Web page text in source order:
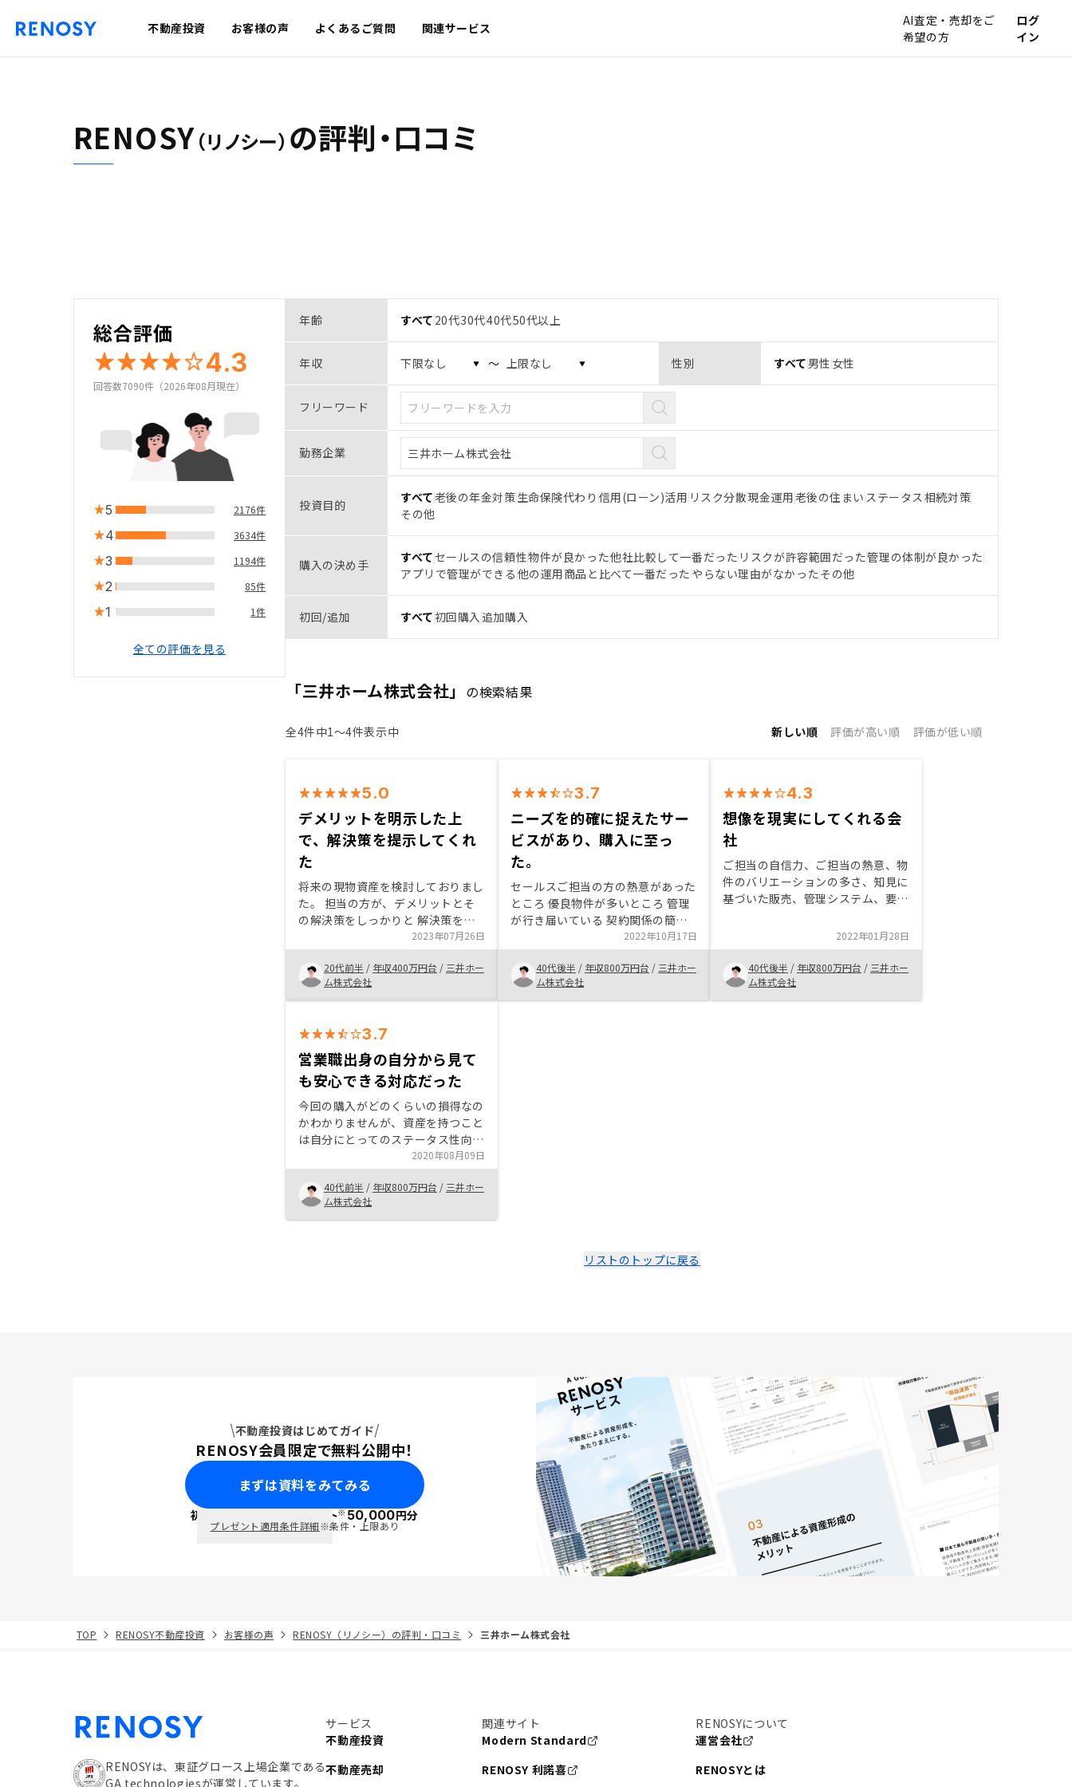
不動産投資 お客様の声 よくあるご質問 関連サービス
AI査定・売却をご
希望の方
ログ
イン
RENOSY（リノシー） の評判・口コミ
総合評価
4.3
回答数7090件（2026年08月現在）
5 2176件
4 3634件
3 1194件
2 85件
1 1件
全ての評価を見る
年齢 すべて 20代30代40代50代以上
年収 〜 性別 すべて 男性 女性
フリーワード
勤務企業
投資目的 すべて老後の年金対策生命保険代わり 信用(ローン)活用 リスク分散現金運用老後の住まい ステータス相続対策
その他
購入の決め手 すべてセールスの信頼性物件が良かった他社比較して一番だった リスクが許容範囲だった管理の体制が良かった
アプリで管理ができる 他の運用商品と比べて一番だった やらない理由がなかったその他
初回/追加 すべて初回購入 追加購入
「三井ホーム株式会社」 の検索結果
全4件中1〜4件表示中 新しい順 評価が高い順 評価が低い順
5.0
デメリットを明示した上
で、解決策を提示してくれ
た
将来の現物資産を検討しておりまし
た。 担当の方が、デメリットとそ
の解決策をしっかりと 解決策を提
示してくれたので、安心して始めら
れました。 業界トップだからこ
そ、ローンでも有利な金利で進める
ことができたので、これからが楽し
みです。
2023年07月26日
20代前半 / 年収400万円台 / 三井ホー
ム株式会社
3.7
ニーズを的確に捉えたサー
ビスがあり、購入に至っ
た。
セールスご担当の方の熱意があった
ところ 優良物件が多いところ 管理
が行き届いている 契約関係の簡便
なところや、物件管理がアプリでで
きる点 不動産投資の安定感がある
ところ 他の顧客が安心して購入し
ているところ セールスの方が口先
だけでなく、もう少し正直丁寧に話
2022年10月17日
40代後半 / 年収800万円台 / 三井ホー
ム株式会社
4.3
想像を現実にしてくれる会
社
ご担当の自信力、ご担当の熱意、物
件のバリエーションの多さ、知見に
基づいた販売、管理システム、要望
きのスムーズなところ、契約〜決
済、その後のフォローの良さ 販売
チーム力の素晴らしさ
2022年01月28日
40代後半 / 年収800万円台 / 三井ホー
ム株式会社
3.7
営業職出身の自分から見て
も安心できる対応だった
今回の購入がどのくらいの損得なの
かわかりませんが、資産を持つこと
は自分にとってのステータス性向上
になったと思います。 ご担当の方
は誠実で、営業出身の私としても安
心できました。とても自社のシステ
ムに自信を持っておられ、それに引
っ張られた感じです。今後も、資産
2020年08月09日
40代前半 / 年収800万円台 / 三井ホー
ム株式会社
リストのトップに戻る
不動産投資はじめてガイド
RENOSY会員限定で無料公開中！
まずは資料をみてみる
初回面談で ポイント※50,000円分
プレゼント適用条件詳細※条件・上限あり
TOP RENOSY不動産投資 お客様の声 RENOSY（リノシー）の評判・口コミ 三井ホーム株式会社
RENOSYは、東証グロース上場企業である
GA technologiesが運営しています。
サービス
不動産投資
不動産売却
関連サイト
Modern Standard
RENOSY 利諾喜
RENOSYについて
運営会社
RENOSYとは